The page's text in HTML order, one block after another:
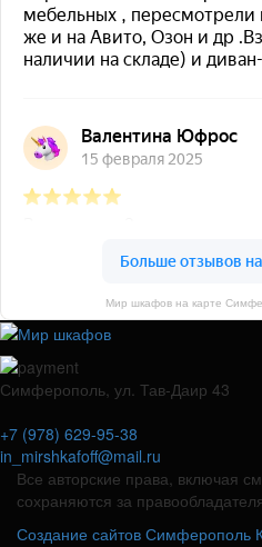
Мир шкафов на карте
Симферополь, ул. Тав-Даир 43
+7 (978) 629-95-38
in_mirshkafoff@mail.ru
Все авторские права, включая
сохраняются за
Создание сайтов Симферополь